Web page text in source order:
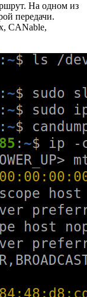
На одном из
передачи.
CANable,